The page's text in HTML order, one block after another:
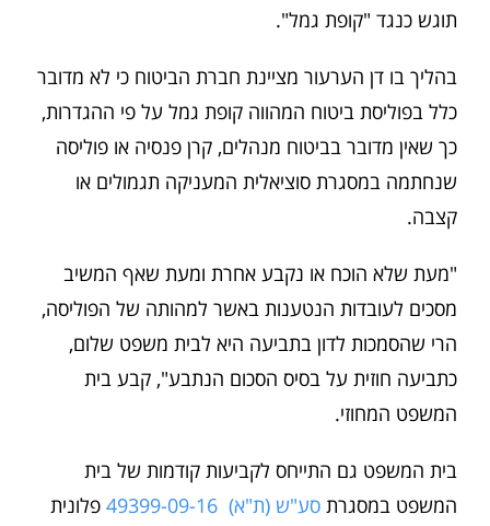
תוגש כנגד "קופת גמל".
בהליך בו דן הערעור מציינת חברת הביטוח כי לא מדובר
כלל בפוליסת ביטוח המהווה קופת גמל על פי ההגדרות,
כך שאין מדובר בביטוח מנהלים, קרן פנסיה או פוליסה
שנחתמה במסגרת סוציאלית המעניקה תגמולים או
קצבה.
"מעת שלא הוכח או נקבע אחרת ומעת שאף המשיב
מסכים לעובדות הנטענות באשר למהותה של הפוליסה,
הרי שהסמכות לדון בתביעה היא לבית משפט שלום,
כתביעה חוזית על בסיס הסכום הנתבע", קבע בית
המשפט המחוזי.
בית המשפט גם התייחס לקביעות קודמות של בית
המשפט במסגרתסע"ש (ת"א) 49399-09-16
פלונית